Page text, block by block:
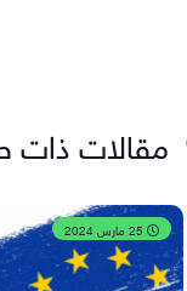
مقالات ذات